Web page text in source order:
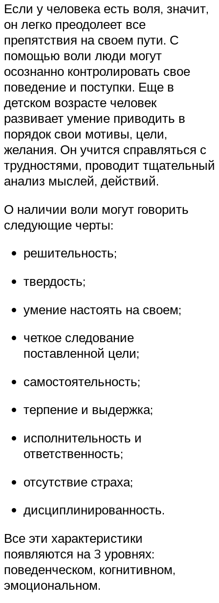
Если у человека есть воля, значит,
он легко преодолеет все
препятствия на своем пути. С
помощью воли люди могут
осознанно контролировать свое
поведение и поступки. Еще в
детском возрасте человек
развивает умение приводить в
порядок свои мотивы, цели,
желания. Он учится справляться с
трудностями, проводит тщательный
анализ мыслей, действий.
О наличии воли могут говорить
следующие черты:
решительность;
твердость;
умение настоять на своем;
четкое следование
поставленной цели;
самостоятельность;
терпение и выдержка;
исполнительность и
ответственность;
отсутствие страха;
дисциплинированность.
Все эти характеристики
появляются на 3 уровнях:
поведенческом, когнитивном,
эмоциональном.